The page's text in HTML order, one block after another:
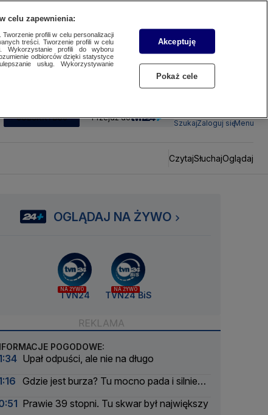
SUBSKRYBUJ Przejdź do
SzukajZaloguj sięMenu
CzytajSłuchajOglądaj
OGLĄDAJ NA ŻYWO
NA ŻYWO
TVN24
NA ŻYWO
TVN24 BiS
POGODOWE:
Upał odpuści, ale nie na długo
Gdzie jest burza? Tu mocno pada i silnie
Prawie 39 stopni. Tu skwar był największy
celu zapewnienia:
profili w celu personalizacji
treści. Tworzenie profili w celu
Wykorzystanie profili do wyboru
odbiorców dzięki statystyce
usług. Wykorzystywanie
Akceptuję
Pokaż cele